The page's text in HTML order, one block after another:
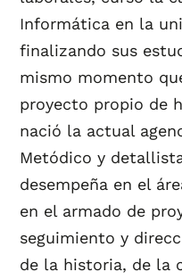
Informática en la
finalizando sus
mismo momento
proyecto propio de
nació la actual
Metódico y
desempeña en el
en el armado de
seguimiento y
de la historia, de la